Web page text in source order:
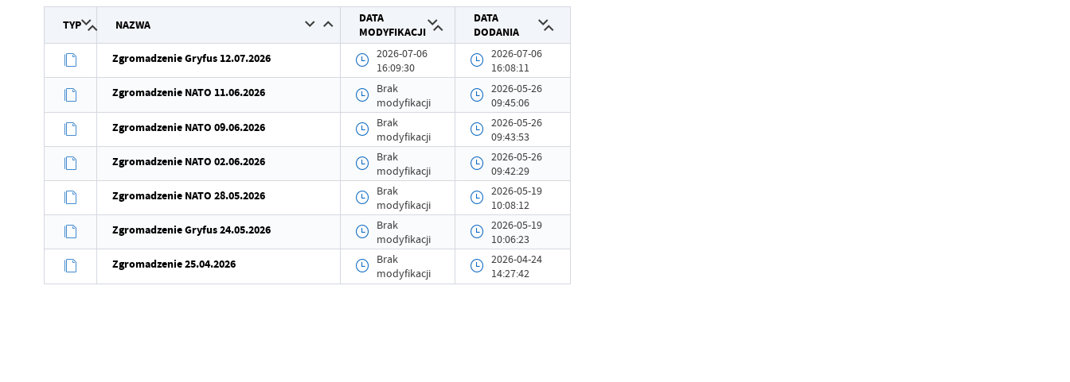
Data wytworzenia 2026-04-24 14:23:28
Grzegorz Łękowski
2026-04-24 14:23:43
Grzegorz Łękowski
Data ostatniej aktualizacji Brak modyfikacji
Ostatnio zaktualizował
TYP NAZWA
DATA
MODYFIKACJI
DATA
DODANIA
Zgromadzenie Gryfus 12.07.2026
2026-07-06
16:09:30
2026-07-06
16:08:11
Zgromadzenie NATO 11.06.2026
Brak
modyfikacji
2026-05-26
09:45:06
Zgromadzenie NATO 09.06.2026
Brak
modyfikacji
2026-05-26
09:43:53
Zgromadzenie NATO 02.06.2026
Brak
modyfikacji
2026-05-26
09:42:29
Zgromadzenie NATO 28.05.2026
Brak
modyfikacji
2026-05-19
10:08:12
Zgromadzenie Gryfus 24.05.2026
Brak
modyfikacji
2026-05-19
10:06:23
Zgromadzenie 25.04.2026
Brak
modyfikacji
2026-04-24
14:27:42